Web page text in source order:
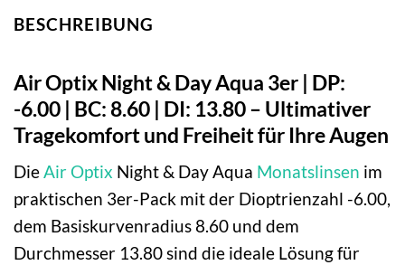
BESCHREIBUNG
Air Optix Night & Day Aqua 3er | DP:
-6.00 | BC: 8.60 | DI: 13.80 – Ultimativer
Tragekomfort und Freiheit für Ihre Augen
DieAir Optix Night & Day Aqua Monatslinsen im
praktischen 3er-Pack mit der Dioptrienzahl -6.00,
dem Basiskurvenradius 8.60 und dem
Durchmesser 13.80 sind die ideale Lösung für